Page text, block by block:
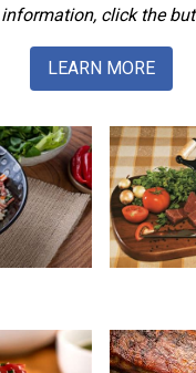
click the
LEARN MORE